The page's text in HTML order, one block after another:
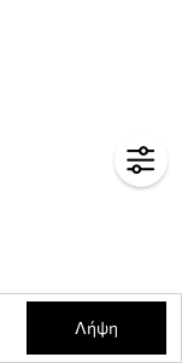
Λήψη